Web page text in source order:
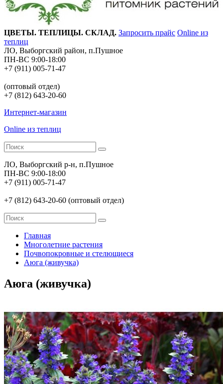
ЦВЕТЫ. ТЕПЛИЦЫ. СКЛАД. Запросить прайс Online из
теплиц
ЛО, Выборгский район, п.Пушное
ПН-ВС 9:00-18:00
+7 (911) 005-71-47
(оптовый отдел)
+7 (812) 643-20-60
Интернет-магазин
Online из теплиц
ЛО, Выборгский р-н, п.Пушное
ПН-ВС 9:00-18:00
+7 (911) 005-71-47
+7 (812) 643-20-60 (оптовый отдел)
Главная
Многолетние растения
Почвопокровные и стелющиеся
Аюга (живучка)
Аюга (живучка)